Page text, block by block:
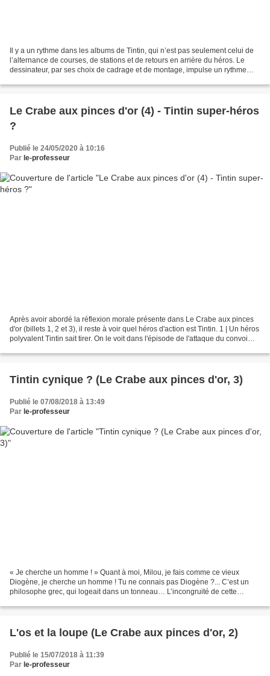
Il y a un rythme dans les albums de Tintin, qui n’est pas seulement celui de
l’alternance de courses, de stations et de retours en arrière du héros. Le
dessinateur, par ses choix de cadrage et de montage, impulse un rythme
Le Crabe aux pinces d'or (4) - Tintin super-héros
?
Publié le 24/05/2020 à 10:16
Par le-professeur
Après avoir abordé la réflexion morale présente dans Le Crabe aux pinces
d'or (billets 1, 2 et 3), il reste à voir quel héros d'action est Tintin. 1 | Un héros
polyvalent Tintin sait tirer. On le voit dans l'épisode de l'attaque du convoi
Tintin cynique ? (Le Crabe aux pinces d'or, 3)
Publié le 07/08/2018 à 13:49
Par le-professeur
« Je cherche un homme ! » Quant à moi, Milou, je fais comme ce vieux
Diogène, je cherche un homme ! Tu ne connais pas Diogène ?... C’est un
philosophe grec, qui logeait dans un tonneau… L’incongruité de cette
L'os et la loupe (Le Crabe aux pinces d'or, 2)
Publié le 15/07/2018 à 11:39
Par le-professeur